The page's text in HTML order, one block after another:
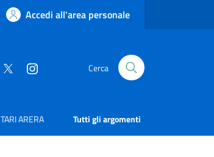
Accedi all'area personale
Cerca
TARI ARERA Tutti gli argomenti